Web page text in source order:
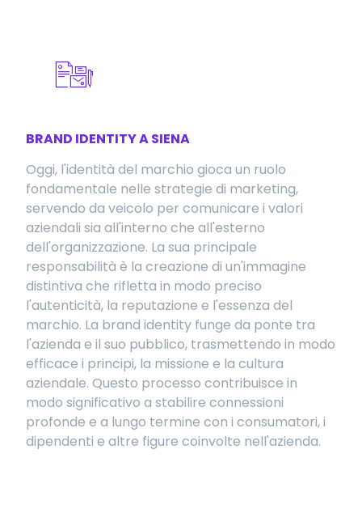
BRAND IDENTITY A SIENA
Oggi, l'identità del marchio gioca un ruolo
fondamentale nelle strategie di marketing,
servendo da veicolo per comunicare i valori
aziendali sia all'interno che all'esterno
dell'organizzazione. La sua principale
responsabilità è la creazione di un'immagine
distintiva che rifletta in modo preciso
l'autenticità, la reputazione e l'essenza del
marchio. La brand identity funge da ponte tra
l'azienda e il suo pubblico, trasmettendo in modo
efficace i principi, la missione e la cultura
aziendale. Questo processo contribuisce in
modo significativo a stabilire connessioni
profonde e a lungo termine con i consumatori, i
dipendenti e altre figure coinvolte nell'azienda.